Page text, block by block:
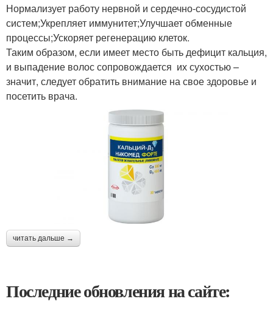
Нормализует работу нервной и сердечно-сосудистой
систем;Укрепляет иммунитет;Улучшает обменные
процессы;Ускоряет регенерацию клеток.
Таким образом, если имеет место быть дефицит кальция,
и выпадение волос сопровождается их сухостью –
значит, следует обратить внимание на свое здоровье и
посетить врача.
читать дальше →
Последние обновления на сайте: